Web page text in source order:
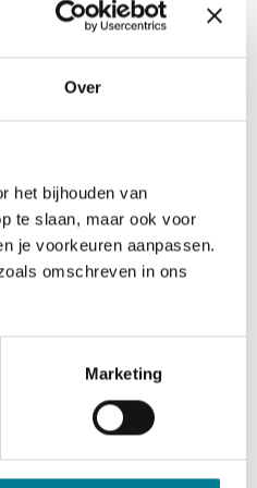
Over
het bijhouden van
te slaan, maar ook voor
je voorkeuren aanpassen.
omschreven in ons
Marketing
gaan. Plan het
op de
grootste artikelen
mogen publiceren
en niet op
altijd in handen